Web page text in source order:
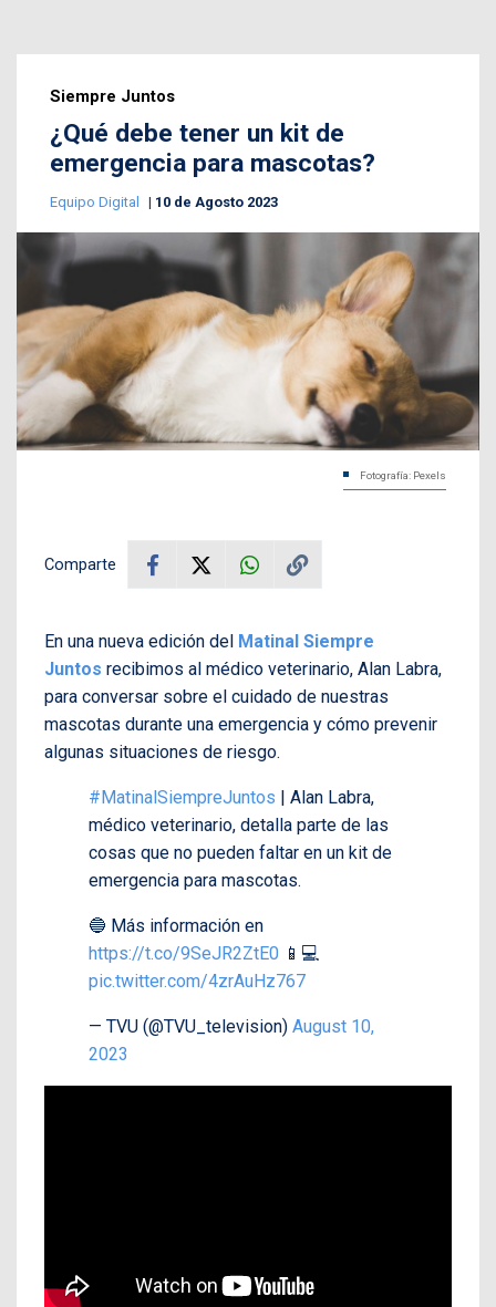
Siempre Juntos
¿Qué debe tener un kit de
emergencia para mascotas?
Equipo Digital 10 de Agosto 2023
Fotografía: Pexels
Comparte
En una nueva edición del Matinal Siempre
Juntos recibimos al médico veterinario, Alan Labra,
para conversar sobre el cuidado de nuestras
mascotas durante una emergencia y cómo prevenir
algunas situaciones de riesgo.
#MatinalSiempreJuntos | Alan Labra,
médico veterinario, detalla parte de las
cosas que no pueden faltar en un kit de
emergencia para mascotas.
🔵 Más información en
https://t.co/9SeJR2ZtE0 📱💻
pic.twitter.com/4zrAuHz767
— TVU (@TVU_television) August 10,
2023